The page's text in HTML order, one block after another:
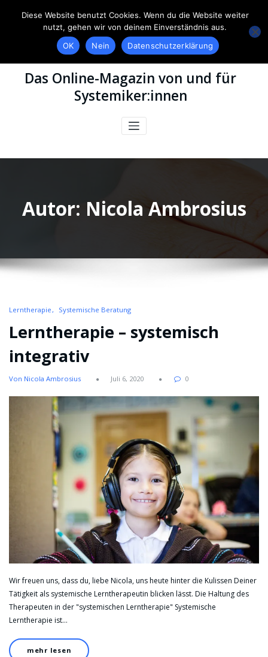
Das Online-Magazin von und für
Systemiker:innen
Autor: Nicola Ambrosius
Lerntherapie Systemische Beratung
Lerntherapie – systemisch
integrativ
Von Nicola Ambrosius Juli 6, 2020 0
Wir freuen uns, dass du, liebe Nicola, uns heute hinter die Kulissen Deiner
Tätigkeit als systemische Lerntherapeutin blicken lässt. Die Haltung des
Therapeuten in der "systemischen Lerntherapie" Systemische
Lerntherapie ist…
mehr lesen
Diese Website benutzt Cookies. Wenn du die Website weiter
nutzt, gehen wir von deinem Einverständnis aus.
OK
Nein Datenschutzerklärung